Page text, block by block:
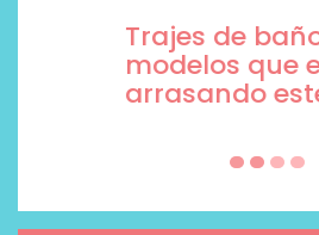
Trajes de baño
modelos que
arrasando este